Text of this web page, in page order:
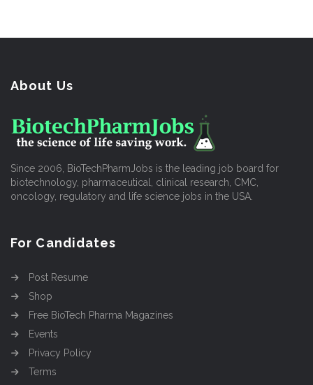
About Us
Since 2006, BioTechPharmJobs is the leading job board for
biotechnology, pharmaceutical, clinical research, CMC,
oncology, regulatory and life science jobs in the USA.
For Candidates
Post Resume
Shop
Free BioTech Pharma Magazines
Events
Privacy Policy
Terms